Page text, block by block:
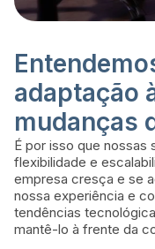
adaptação
mudanças
É por isso que nossas
flexibilidade e
empresa cresça e se
nossa experiência e
tendências
mantê-lo à frente da